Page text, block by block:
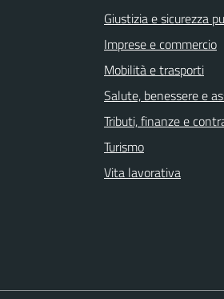
Giustizia e sicurezza
Imprese e commercio
Mobilità e trasporti
Salute, benessere e
Tributi, finanze e
Turismo
Vita lavorativa